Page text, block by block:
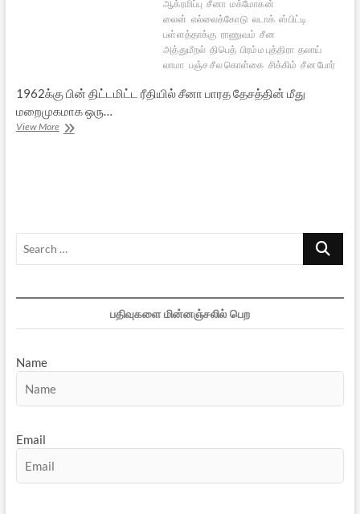
ஆக்ரமிப்பு சீனா மக்மோகன்
லைன் எல்லைக்கோடு லடாக் ஸ்பிட்டி
பள்ளத்தாக்கு ராணுவம் சீன
அத்துமீறல் திபெத் பிரம்ம புத்திரா தலாய்
லாமா பஞ்ச சீல கொள்கை சிக்கிம் சீன போர்
1962க்கு பின் திட்டமிட்ட ரீதியில் சீனா பாரத தேசத்தின் மீது
மறைமுகமாக ஒரு…
View Moreஇந்திய
Search
பதிவுகளை மின்னஞ்சலில் பெற
Name
Email